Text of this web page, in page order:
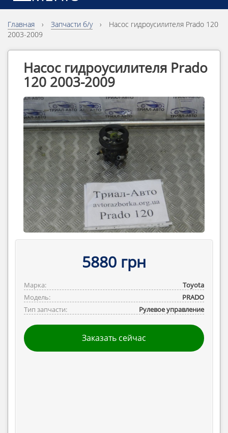
Главная › Запчасти б/у ›
Насос гидроусилителя Prado 120
2003-2009
Насос гидроусилителя Prado
120 2003-2009
5880 грн
Марка:
Toyota
Модель:
PRADO
Тип запчасти:
Рулевое управление
Заказать сейчас